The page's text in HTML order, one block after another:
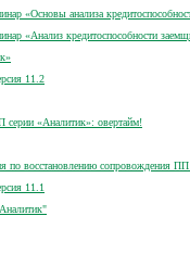
«Основы анализа
«Анализ кредитоспособности
11.2
серии «Аналитик»: овертайм!
по восстановлению сопровождения
11.1